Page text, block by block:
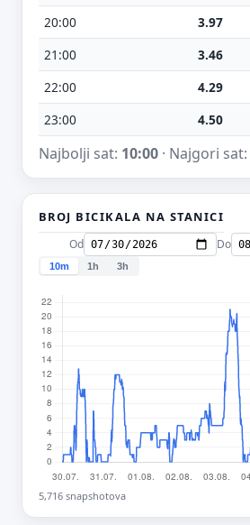
20:00
3.97
21:00
3.46
22:00
4.29
23:00
4.50
Najbolji sat: 10:00· Najgori sat:
BROJ BICIKALA NA STANICI
Od Do
10m 1h 3h
5,716 snapshotova